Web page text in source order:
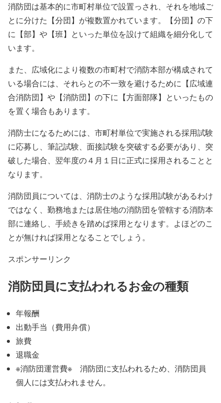
消防団は基本的に市町村単位で設置っされ、それを地域ご
とに分けた【分団】が複数置かれています。【分団】の下
に【部】や【班】といった単位を設けて組織を細分化して
います。
また、広域化により複数の市町村で消防本部が構成されて
いる場合には、それらとの不一致を避けるために【広域連
合消防団】や【消防団】の下に【方面部隊】といったもの
を置く場合もあります。
消防士になるためには、市町村単位で実施される採用試験
に応募し、筆記試験、面接試験を突破する必要があり、突
破した場合、翌年度の４月１日に正式に採用されることと
なります。
消防団員については、消防士のような採用試験があるわけ
ではなく、勤務地または居住地の消防団を管轄する消防本
部に連絡し、手続きを踏めば採用となります。よほどのこ
とが無ければ採用となることでしょう。
スポンサーリンク
消防団員に支払われるお金の種類
年報酬
出動手当（費用弁償）
旅費
退職金
※消防団運営費※ 消防団に支払われるため、消防団員
個人には支払われません。